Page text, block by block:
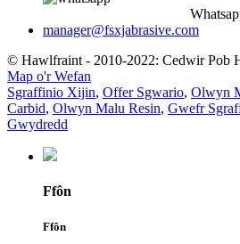
manager@fsxjabrasive.com
© Hawlfraint - 2010-2022: Cedwir Pob
Map o'r Wefan
Sgraffinio Xijin, Offer Sgwario, Olwyn
Carbid, Olwyn Malu Resin, Gwefr
Gwydredd
Ffôn
Ffôn